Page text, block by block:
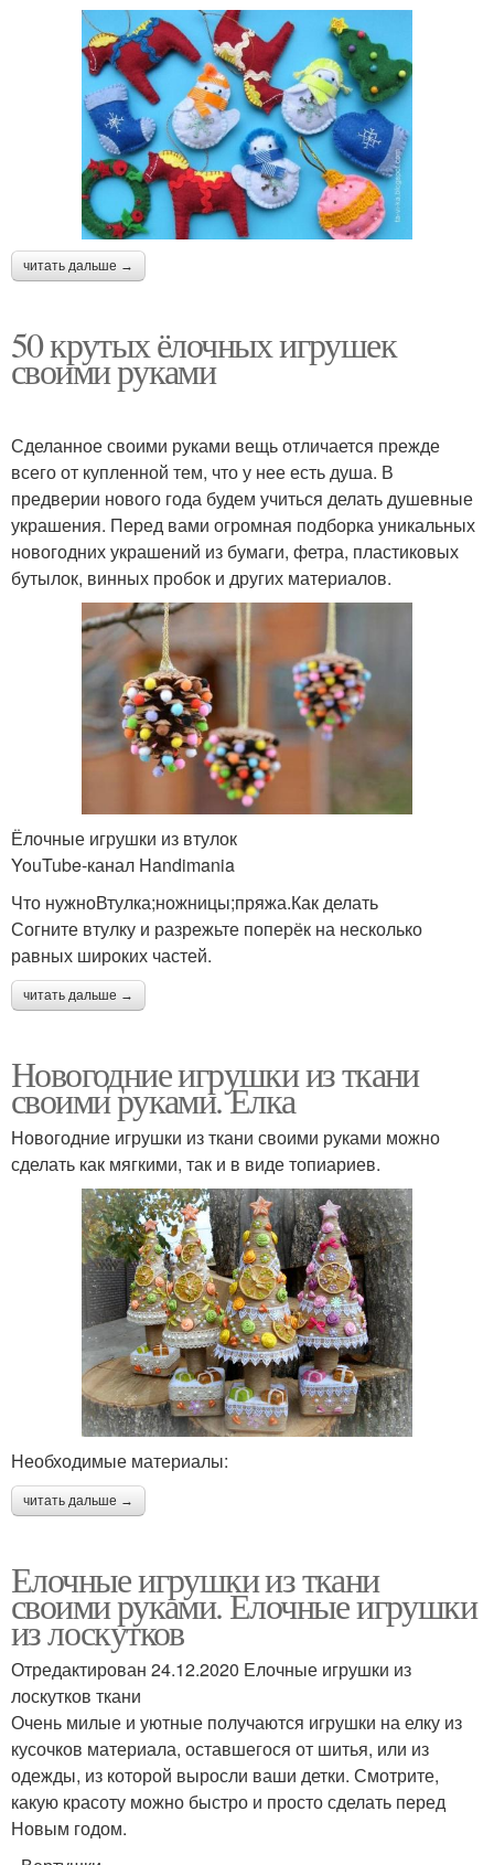
читать дальше →
50 крутых ёлочных игрушек
своими руками
Сделанное своими руками вещь отличается прежде
всего от купленной тем, что у нее есть душа. В
предверии нового года будем учиться делать душевные
украшения. Перед вами огромная подборка уникальных
новогодних украшений из бумаги, фетра, пластиковых
бутылок, винных пробок и других материалов.
Ёлочные игрушки из втулок
YouTube‑канал Handimania
Что нужноВтулка;ножницы;пряжа.Как делать
Согните втулку и разрежьте поперёк на несколько
равных широких частей.
читать дальше →
Новогодние игрушки из ткани
своими руками. Елка
Новогодние игрушки из ткани своими руками можно
сделать как мягкими, так и в виде топиариев.
Необходимые материалы:
читать дальше →
Елочные игрушки из ткани
своими руками. Елочные игрушки
из лоскутков
Отредактирован 24.12.2020 Елочные игрушки из
лоскутков ткани
Очень милые и уютные получаются игрушки на елку из
кусочков материала, оставшегося от шитья, или из
одежды, из которой выросли ваши детки. Смотрите,
какую красоту можно быстро и просто сделать перед
Новым годом.